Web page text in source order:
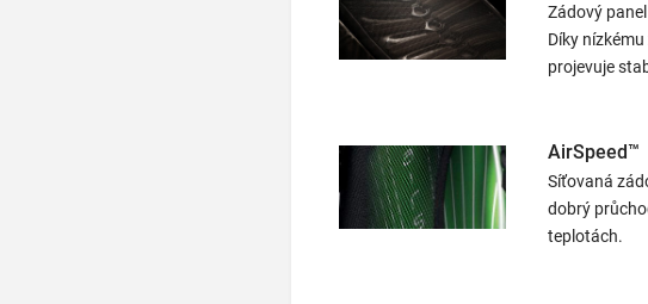
Zádový
Díky
projevuje
AirSpeed™
Síťovaná
dobrý
teplotách.